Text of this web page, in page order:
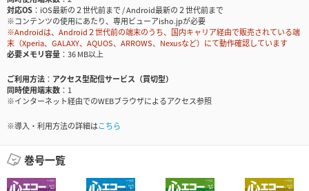
対応OS
iOS最新の２世代前まで / Android最新の２世代前まで
※コンテンツの使用にあたり、専用ビューアisho.jpが必要
※Androidは、Android２世代前の端末のうち、国内キャリア経由で販売されている端
末（Xperia、GALAXY、AQUOS、ARROWS、Nexusなど）にて動作確認しています
必要メモリ容量
36 MB以上
ご利用方法
アクセス型配信サービス（買切型）
同時使用端末数
1
※インターネット経由でのWEBブラウザによるアクセス参照
※導入・利用方法の詳細はこちら
巻号一覧